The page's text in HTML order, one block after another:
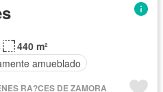
440 m²
amueblado
RA?CES DE ZAMORA